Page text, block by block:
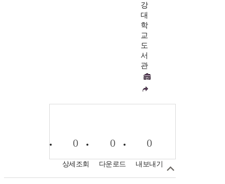
강
대
학
교
도
서
관
0
상세조회
0
다운로드
0
내보내기